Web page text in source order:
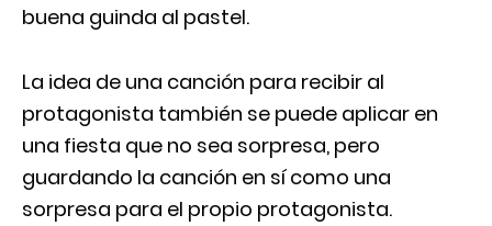
buena guinda al pastel.
La idea de una canción para recibir al
protagonista también se puede aplicar en
una fiesta que no sea sorpresa, pero
guardando la canción en sí como una
sorpresa para el propio protagonista.